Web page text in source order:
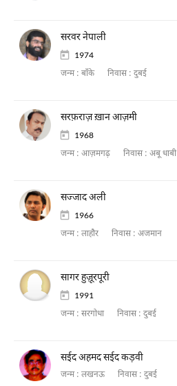
सरवर नेपाली
1974
जन्म : बाँके निवास : दुबई
सरफ़राज़ ख़ान आज़मी
1968
जन्म : आज़मगढ़ निवास : अबू धाबी
सज्जाद अली
1966
जन्म : लाहौर निवास : अजमान
सागर हुज़ूरपूरी
1991
जन्म : सरगोधा निवास : दुबई
सईद अहमद सईद कड़वी
जन्म : लखनऊ निवास : दुबई